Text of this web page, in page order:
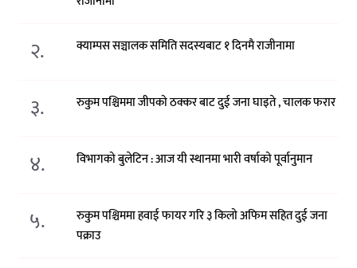
२. क्याम्पस सञ्चालक समिति सदस्यबाट १ दिनमै राजीनामा
३. रुकुम पश्चिममा जीपको ठक्कर बाट दुई जना घाइते , चालक फरार
४. विभागको बुलेटिन : आज यी स्थानमा भारी वर्षाको पूर्वानुमान
५.
रुकुम पश्चिममा हवाई फायर गरि ३ किलो अफिम सहित दुई जना
पक्राउ